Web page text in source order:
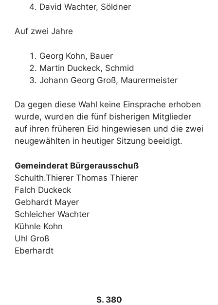
David Wachter, Söldner
Auf zwei Jahre
Georg Kohn, Bauer
Martin Duckeck, Schmid
Johann Georg Groß, Maurermeister
Da gegen diese Wahl keine Einsprache erhoben
wurde, wurden die fünf bisherigen Mitglieder
auf ihren früheren Eid hingewiesen und die zwei
neugewählten in heutiger Sitzung beeidigt.
Gemeinderat Bürgerausschuß
Schulth.Thierer Thomas Thierer
Falch Duckeck
Gebhardt Mayer
Schleicher Wachter
Kühnle Kohn
Uhl Groß
Eberhardt
S. 380